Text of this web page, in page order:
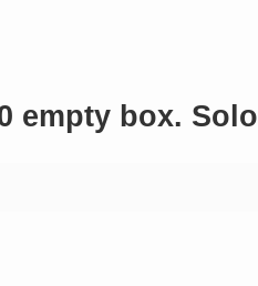
empty box.